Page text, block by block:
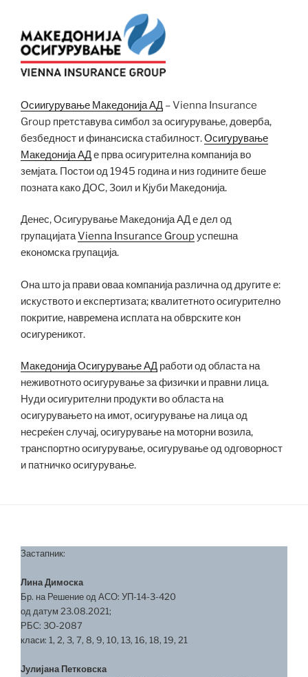
Осиигурување Македонија АД – Vienna Insurance
Group претставува симбол за осигурување, доверба,
безбедност и финансиска стабилност.Осигурување
Македонија АДе прва осигурителна компанија во
земјата. Постои од 1945 година и низ годините беше
позната како ДОС, Зоил и Кјуби Македонија.
Денес, Осигурување Македонија АД е дел од
групацијатаVienna Insurance Groupуспешна
економска групација.
Она што ја прави оваа компанија различна од другите е:
искуството и експертизата; квалитетното осигурително
покритие, навремена исплата на обврските кон
осигуреникот.
Македонија Осигурување АД работи од областа на
неживотното осигурување за физички и правни лица.
Нуди осигурителни продукти во областа на
осигурувањето на имот, осигурување на лица од
несреќен случај, осигурување на моторни возила,
транспортно осигурување, осигурување од одговорност
и патничко осигурување.
Застапник:
Лина Димоска
Бр. на Решение од АСО: УП-14-3-420
од датум 23.08.2021;
РБС: 3О-2087
класи: 1, 2, 3, 7, 8, 9, 10, 13, 16, 18, 19, 21
Јулијана Петковска